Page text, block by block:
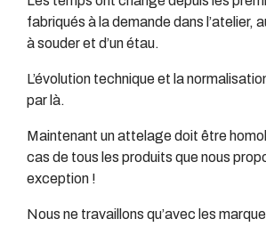
fabriqués à la demande dans l’atelier,
à souder et d’un étau.
L’évolution technique et la
par là.
Maintenant un attelage doit être
cas de tous les produits que nous
exception !
Nous ne travaillons qu’avec les